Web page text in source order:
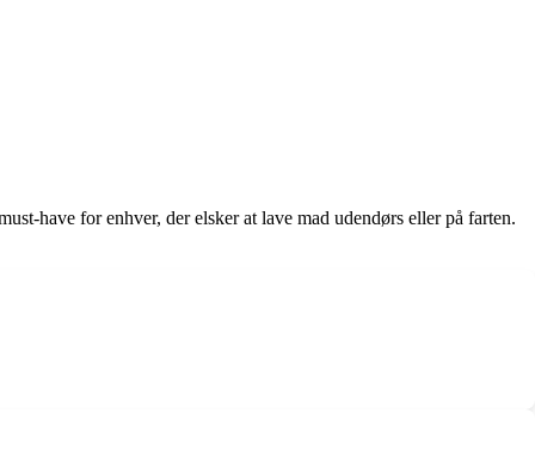
have for enhver, der elsker at lave mad udendørs eller på farten.